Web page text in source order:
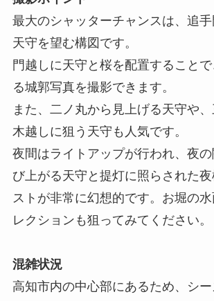
最大のシャッターチャンスは、追
天守を望む構図です。
門越しに天守と桜を配置すること
る城郭写真を撮影できます。
また、二ノ丸から見上げる天守や
木越しに狙う天守も人気です。
夜間はライトアップが行われ、夜
び上がる天守と提灯に照らされた
ストが非常に幻想的です。お堀の
レクションも狙ってみてください。
混雑状況
高知市内の中心部にあるため、シ